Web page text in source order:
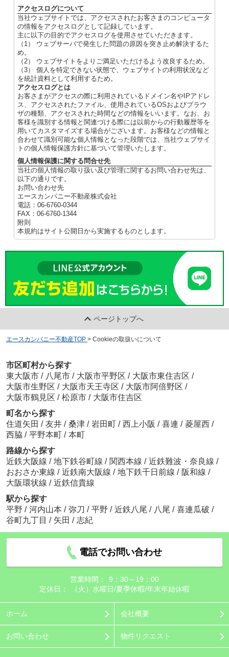
アクセスログについて
当社ウェブサイトでは、アクセスされたお客さまのコンピュータ
の情報をアクセスログとして記録しています。
主に以下の目的でアクセスログを使用させていただきます。
（1） ウェブサーバで発生した問題の原因を突き止め解決するた
め。
（2） ウェブサイトをよりご満足いただけるよう改良するため。
（3） 個人を特定できない状態で、ウェブサイトの利用状況など
を統計資料として利用するため。
アクセスログとは
お客さまがアクセスの際に利用されているドメイン名やIPアドレ
ス、アクセスされたファイル、使用されているOSおよびブラウ
ザの種類、アクセスされた時間などの情報をいいます。なお、お
客様を識別する情報と関連づける際には以前からの行動履歴等を
用いてカスタマイズする場合がございます。お客様などの情報と
合わせて識別可能な個人情報となった段階では、当社ウェブサイ
トの個人情報保護方針に基づいて管理いたします。
個人情報保護に関する問合せ先
当社の個人情報の取り扱い及び管理に関するお問い合わせ先は、
以下の通りです。
お問い合わせ先
エースカンパニー不動産株式会社
電話：06-6760-0344
FAX：06-6760-1344
附則
本規約はサイト公開日から実施するものとします。
ページトップへ
エースカンパニー不動産TOP > Cookieの取扱いについて
市区町村から探す
東大阪市 / 八尾市 / 大阪市平野区 / 大阪市東住吉区 /
大阪市生野区 / 大阪市天王寺区 / 大阪市阿倍野区 /
大阪市鶴見区 / 松原市 / 大阪市住吉区
町名から探す
住道矢田 / 友井 / 桑津 / 岩田町 / 西上小阪 / 喜連 / 菱屋西 /
西脇 / 平野本町 / 本町
路線から探す
近鉄大阪線 / 地下鉄谷町線 / 関西本線 / 近鉄難波・奈良線 /
おおさか東線 / 近鉄南大阪線 / 地下鉄千日前線 / 阪和線 /
大阪環状線 / 近鉄信貴線
駅から探す
平野 / 河内山本 / 弥刀 / 平野 / 近鉄八尾 / 八尾 / 喜連瓜破 /
谷町九丁目 / 矢田 / 志紀
電話でお問い合わせ
営業時間：
9：30～19：00
定休日：
（火）水曜日/夏季休暇/年末年始休暇
ホーム 会社概要
お問い合わせ 物件リクエスト